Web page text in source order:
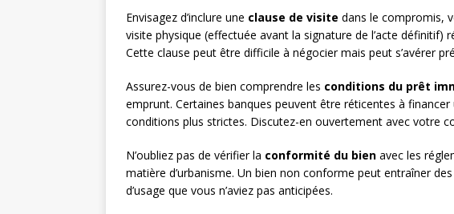
Envisagez d’inclure une clause de visite dans le compromis,
visite physique (effectuée avant la signature de l’acte définitif)
Cette clause peut être difficile à négocier mais peut s’avérer
Assurez-vous de bien comprendre les conditions du prêt
emprunt. Certaines banques peuvent être réticentes à
conditions plus strictes. Discutez-en ouvertement avec votre
N’oubliez pas de vérifier la conformité du bien avec les
matière d’urbanisme. Un bien non conforme peut entraîner
d’usage que vous n’aviez pas anticipées.